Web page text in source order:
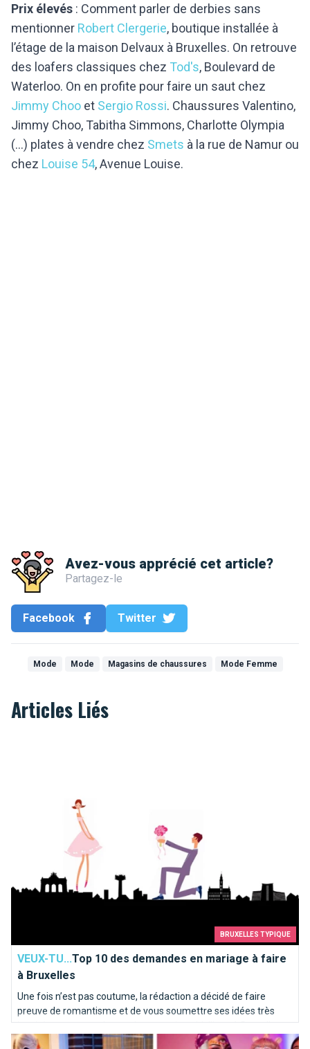
Prix élevés : Comment parler de derbies sans
mentionner Robert Clergerie, boutique installée à
l’étage de la maison Delvaux à Bruxelles. On retrouve
des loafers classiques chez Tod's, Boulevard de
Waterloo. On en profite pour faire un saut chez
Jimmy Choo et Sergio Rossi. Chaussures Valentino,
Jimmy Choo, Tabitha Simmons, Charlotte Olympia
(…) plates à vendre chez Smets à la rue de Namur ou
chez Louise 54, Avenue Louise.
Avez-vous apprécié cet article?
Partagez-le
Facebook Twitter
Mode Mode Magasins de chaussures Mode Femme
Articles Liés
BRUXELLES TYPIQUE
VEUX-TU...Top 10 des demandes en mariage à faire
à Bruxelles
Une fois n’est pas coutume, la rédaction a décidé de faire
preuve de romantisme et de vous soumettre ses idées très
inspirées pour une demande en mariage idyllique à Bruxelles.
Voici notre “Top 10” des endroits où poser le genou par terre…
Où trouver un déguisement à Bruxelles ?